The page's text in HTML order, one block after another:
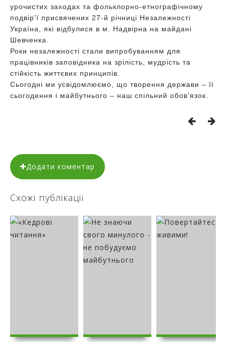
урочистих заходах та фольклорно-етнографічному
подвір’ї присвячених 27-й річниці Незалежності
Україна, які відбулися в м. Надвірна на майдані
Шевченка.
Роки незалежності стали випробуванням для
працівників заповідника на зрілість, мудрість та
стійкість життєвих принципів.
Сьогодні ми усвідомлюємо, що творення держави – її
сьогодення і майбутнього – наш спільний обов’язок.
Додати коментар
Схожі публікації